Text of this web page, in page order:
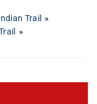
Trail »
»